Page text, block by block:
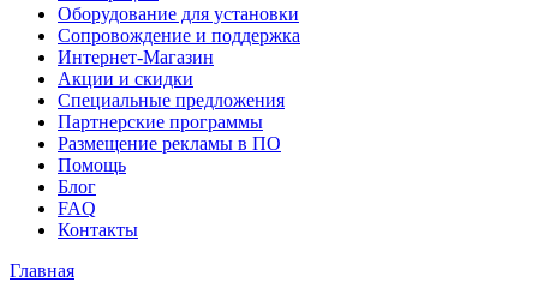
Оборудование для установки
Сопровождение и поддержка
Интернет-Магазин
Акции и скидки
Специальные предложения
Партнерские программы
Размещение рекламы в ПО
Помощь
Блог
FAQ
Контакты
Главная